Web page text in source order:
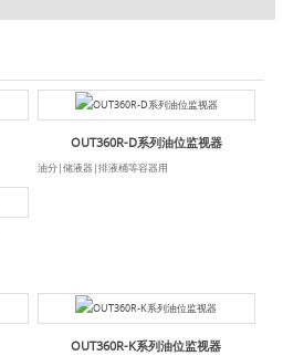
OUT360R-D系列油位监视器
油分|储液器|排液桶等容器用
OUT360R-K系列油位监视器